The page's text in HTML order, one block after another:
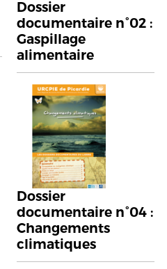
Dossier
documentaire n°02 :
Gaspillage
alimentaire
Dossier
documentaire n°04 :
Changements
climatiques